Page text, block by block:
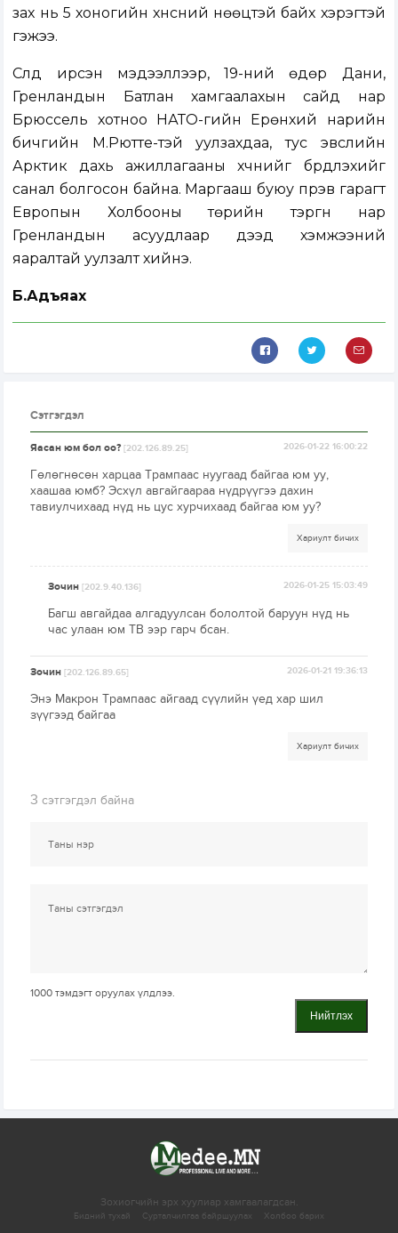
зах нь 5 хоногийн хүнсний нөөцтэй байх хэрэгтэй
гэжээ.
Сүүлд ирсэн мэдээллээр, 19-ний өдөр Дани,
Гренландын Батлан хамгаалахын сайд нар
Брюссель хотноо НАТО-гийн Ерөнхий нарийн
бичгийн М.Рютте-тэй уулзахдаа, тус эвслийн
Арктик дахь ажиллагааны хүчнийг бүрдүүлэхийг
санал болгосон байна. Маргааш буюу пүрэв гарагт
Европын Холбооны төрийн тэргүүн нар
Гренландын асуудлаар дээд хэмжээний
яаралтай уулзалт хийнэ.
Б.Адъяахүү
Сэтгэгдэл
Яасан юм бол оо?[202.126.89.25] 2026-01-22 16:00:22
Гөлөгнөсөн харцаа Трампаас нуугаад байгаа юм уу,
хаашаа юмб? Эсхүл авгайгаараа нүдрүүгээ дахин
тавиулчихаад нүд нь цус хурчихаад байгаа юм уу?
Хариулт бичих
Зочин[202.9.40.136] 2026-01-25 15:03:49
Багш авгайдаа алгадуулсан бололтой баруун нүд нь
час улаан юм ТВ ээр гарч бсан.
Зочин[202.126.89.65] 2026-01-21 19:36:13
Энэ Макрон Трампаас айгаад сүүлийн үед хар шил
зүүгээд байгаа
Хариулт бичих
3 сэтгэгдэл байна
1000 тэмдэгт оруулах үлдлээ.
Нийтлэх
Зохиогчийн эрх хуулиар хамгаалагдсан.
Бидний тухай Сурталчилгаа байршуулах Холбоо барих